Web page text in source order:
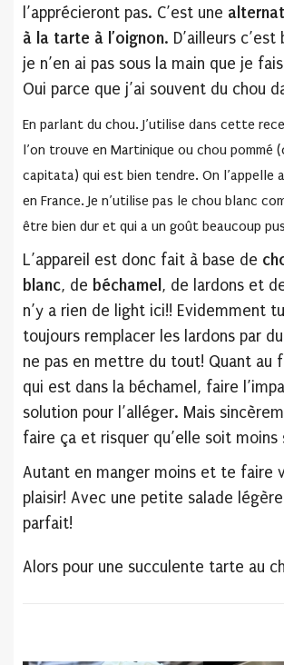
l’apprécieront pas. C’est une
à la tarte à l’oignon. D’ailleurs
je n’en ai pas sous la main que je
Oui parce que j’ai souvent du chou
En parlant du chou. J’utilise dans cette
l’on trouve en Martinique ou chou pommé
capitata) qui est bien tendre. On l’appelle
en France. Je n’utilise pas le chou blanc
être bien dur et qui a un goût beaucoup
L’appareil est donc fait à base de
blanc, de béchamel , de lardons et
n’y a rien de light ici!! Evidemment
toujours remplacer les lardons par
ne pas en mettre du tout! Quant au
qui est dans la béchamel, faire
solution pour l’alléger. Mais
faire ça et risquer qu’elle soit moins
Autant en manger moins et te faire
plaisir! Avec une petite salade
parfait!
Alors pour une succulente tarte au